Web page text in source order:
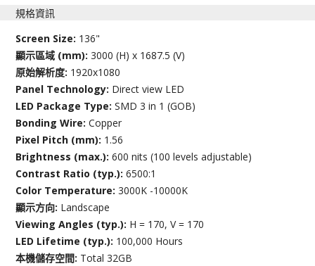
規格資訊
Screen Size: 136"
顯示區域 (mm):3000 (H) x 1687.5 (V)
原始解析度: 1920x1080
Panel Technology: Direct view LED
LED Package Type:SMD 3 in 1 (GOB)
Bonding Wire:Copper
Pixel Pitch (mm): 1.56
Brightness (max.):600 nits (100 levels adjustable)
Contrast Ratio (typ.):6500:1
Color Temperature:3000K -10000K
顯示方向: Landscape
Viewing Angles (typ.): H = 170, V = 170
LED Lifetime (typ.): 100,000 Hours
本機儲存空間: Total 32GB